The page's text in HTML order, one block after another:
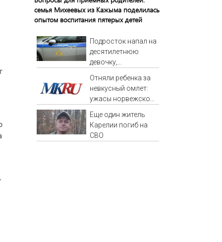
семья Михеевых из Кажыма поделилась
опытом воспитания пятерых детей
Подросток напал на
десятилетнюю
девочку,
квартиру
Отняли ребенка за
невкусный омлет:
ужасы норвежской
Еще один житель
Карелии погиб на
СВО